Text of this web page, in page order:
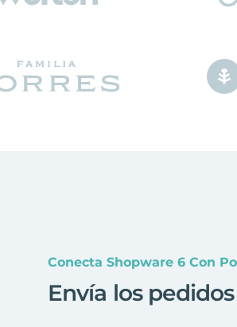
Conecta Shopware 6 Con
Envía los